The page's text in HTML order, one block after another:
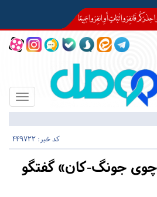
Toggle
کد خبر: 449722
جونگ-کان» گفتگو